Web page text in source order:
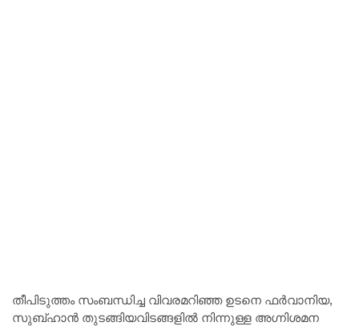
തീപിടുത്തം സംബന്ധിച്ച വിവരമറിഞ്ഞ ഉടനെ ഫർവാനിയ,
സുബ്ഹാൻ തുടങ്ങിയവിടങ്ങളിൽ നിന്നുള്ള അഗ്നിശമന